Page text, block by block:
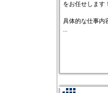
をお任せします！
具体的な仕事内
...